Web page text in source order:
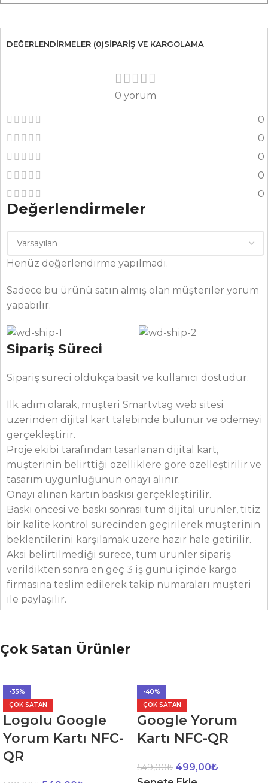
DEĞERLENDIRMELER (0)SIPARIŞ VE KARGOLAMA
0 yorum
0
0
0
0
0
Değerlendirmeler
Henüz değerlendirme yapılmadı.
Sadece bu ürünü satın almış olan müşteriler yorum
yapabilir.
Sipariş Süreci
Sipariş süreci oldukça basit ve kullanıcı dostudur.
İlk adım olarak, müşteri Smartvtag web sitesi
üzerinden dijital kart talebinde bulunur ve ödemeyi
gerçekleştirir.
Proje ekibi tarafından tasarlanan dijital kart,
müşterinin belirttiği özelliklere göre özelleştirilir ve
tasarım uygunluğunun onayı alınır.
Onayı alınan kartın baskısı gerçekleştirilir.
Baskı öncesi ve baskı sonrası tüm dijital ürünler, titiz
bir kalite kontrol sürecinden geçirilerek müşterinin
beklentilerini karşılamak üzere hazır hale getirilir.
Aksi belirtilmediği sürece, tüm ürünler sipariş
verildikten sonra en geç 3 iş günü içinde kargo
firmasına teslim edilerek takip numaraları müşteri
ile paylaşılır.
Çok Satan Ürünler
-35%
ÇOK SATAN
Logolu Google
Yorum Kartı NFC-
QR
-40%
ÇOK SATAN
Google Yorum
Kartı NFC-QR
549,00₺ 499,00₺